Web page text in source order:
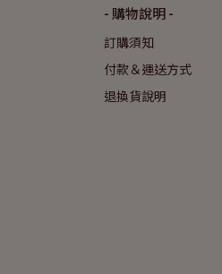
- 購物說明 -
訂購須知
付款＆運送方式
退換貨說明